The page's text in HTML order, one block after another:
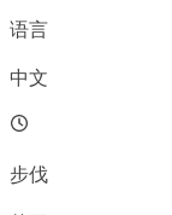
语言
中文
步伐